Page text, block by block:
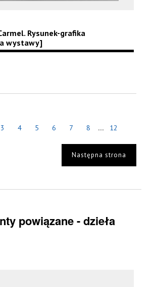
Rysunek-grafika
wystawy]
3 4 5 6 7 8 ... 12
Następna strona
powiązane - dzieła